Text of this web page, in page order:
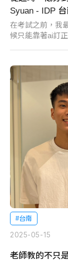
Syuan - IDP
在考試之前，我
候只能靠著ai訂
#台南
2025-05-15
老師教的不只